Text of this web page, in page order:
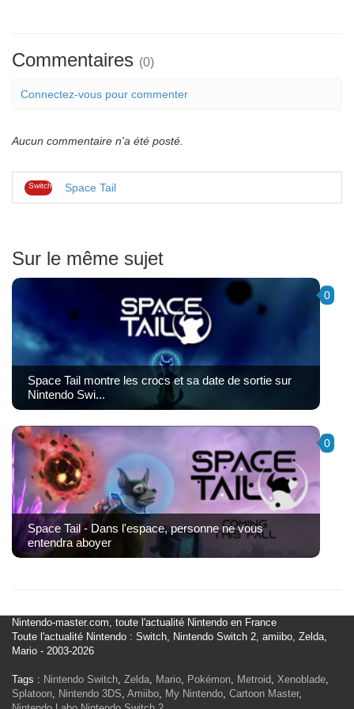
Commentaires (0)
Connectez-vous pour commenter
Aucun commentaire n'a été posté.
Switch Space Tail
Sur le même sujet
0
Space Tail montre les crocs et sa date de sortie sur
Nintendo Swi...
0
Space Tail - Dans l'espace, personne ne vous
entendra aboyer
Nintendo-master.com, toute l'actualité Nintendo en France
Toute l'actualité Nintendo : Switch, Nintendo Switch 2, amiibo, Zelda,
Mario - 2003-2026
Tags : Nintendo Switch, Zelda, Mario, Pokémon, Metroid, Xenoblade,
Splatoon, Nintendo 3DS, Amiibo, My Nintendo, Cartoon Master,